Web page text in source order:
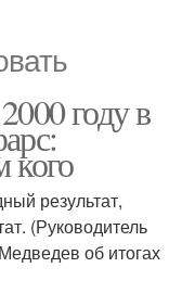
году в
кого
результат,
(Руководитель
об итогах